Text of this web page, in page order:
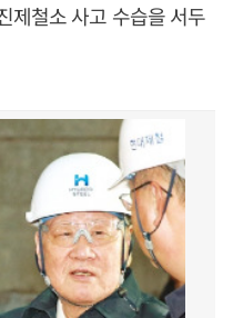
제철소 사고 수습을 서두